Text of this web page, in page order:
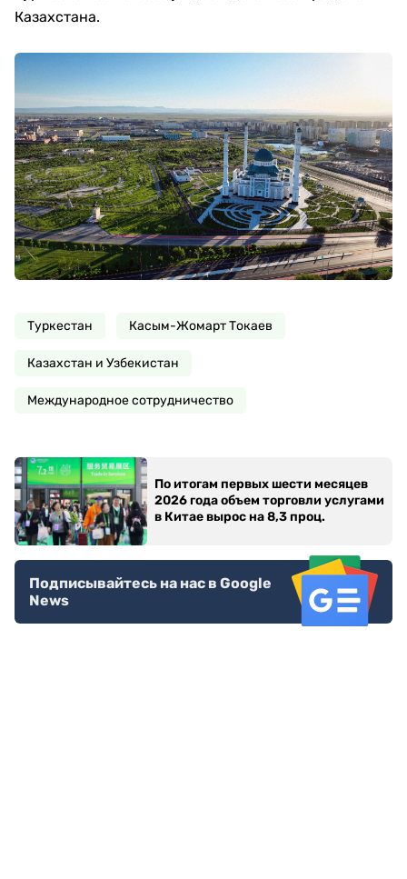
Казахстана.
Туркестан Касым-Жомарт Токаев
Казахстан и Узбекистан
Международное сотрудничество
По итогам первых шести месяцев
2026 года объем торговли услугами
в Китае вырос на 8,3 проц.
Подписывайтесь на нас в Google
News